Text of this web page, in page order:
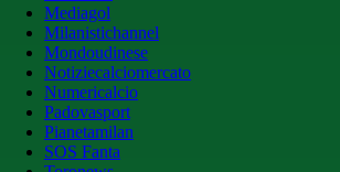
Mediagol
Milanistichannel
Mondoudinese
Notiziecalciomercato
Numericalcio
Padovasport
Pianetamilan
SOS Fanta